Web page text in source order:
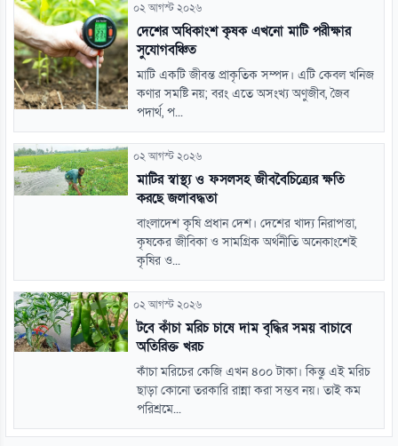
০২ আগস্ট ২০২৬
দেশের অধিকাংশ কৃষক এখনো মাটি পরীক্ষার
সুযোগবঞ্চিত
মাটি একটি জীবন্ত প্রাকৃতিক সম্পদ। এটি কেবল খনিজ
কণার সমষ্টি নয়; বরং এতে অসংখ্য অণুজীব, জৈব
পদার্থ, প...
০২ আগস্ট ২০২৬
মাটির স্বাস্থ্য ও ফসলসহ জীববৈচিত্র্যের ক্ষতি
করছে জলাবদ্ধতা
বাংলাদেশ কৃষি প্রধান দেশ। দেশের খাদ্য নিরাপত্তা,
কৃষকের জীবিকা ও সামগ্রিক অর্থনীতি অনেকাংশেই
কৃষির ও...
০২ আগস্ট ২০২৬
টবে কাঁচা মরিচ চাষে দাম বৃদ্ধির সময় বাচাবে
অতিরিক্ত খরচ
কাঁচা মরিচের কেজি এখন ৪০০ টাকা। কিন্তু এই মরিচ
ছাড়া কোনো তরকারি রান্না করা সম্ভব নয়। তাই কম
পরিশ্রমে...